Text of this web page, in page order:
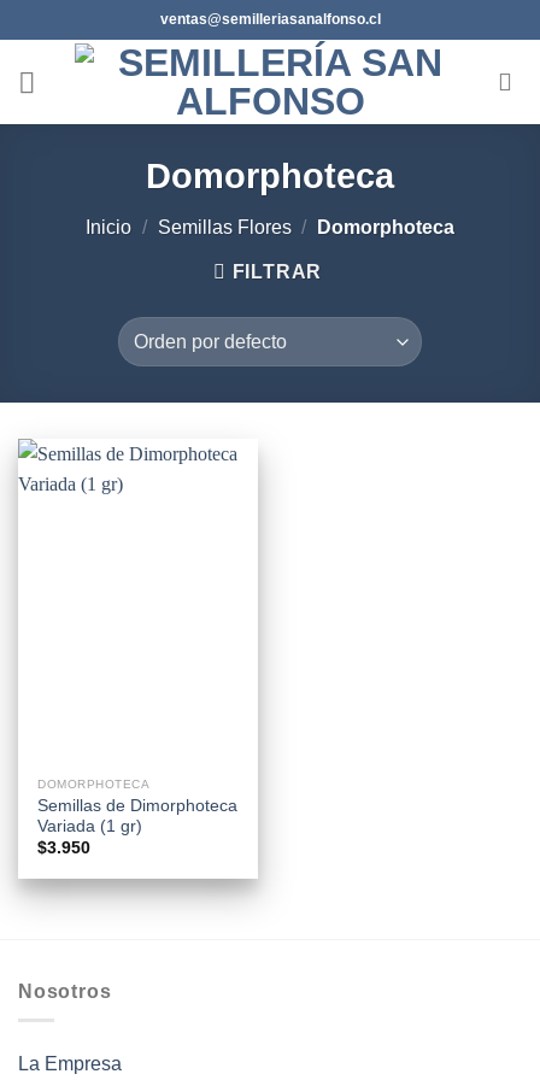
al
contenido
ventas@semilleriasanalfonso.cl
Domorphoteca
Inicio / Semillas Flores / Domorphoteca
FILTRAR
DOMORPHOTECA
Semillas de Dimorphoteca
Variada (1 gr)
$3.950
Nosotros
La Empresa